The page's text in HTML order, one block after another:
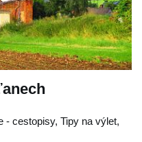
- cestopisy, Tipy na výlet,